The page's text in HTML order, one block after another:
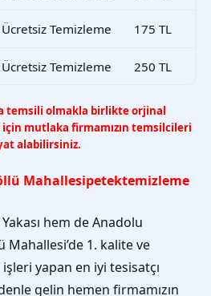
Ücretsiz Temizleme 175 TL
Ücretsiz Temizleme 250 TL
temsili olmakla birlikte orjinal
mutlaka firmamızın temsilcileri
alabilirsiniz.
Mahallesipetektemizleme
hem de Anadolu
Mahallesi’de 1. kalite ve
yapan en iyi tesisatçı
gelin hemen firmamızın